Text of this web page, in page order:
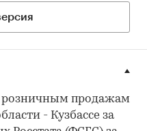
розничным продажам
- Кузбассе за